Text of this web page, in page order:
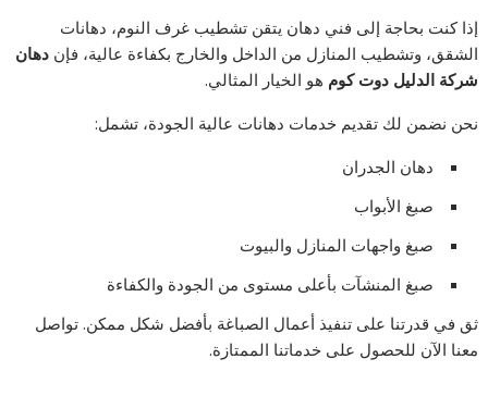
إذا كنت بحاجة إلى فني دهان يتقن تشطيب غرف النوم، دهانات
الشقق، وتشطيب المنازل من الداخل والخارج بكفاءة عالية، فإندهان
شركة الدليل دوت كوم هو الخيار المثالي.
نحن نضمن لك تقديم خدمات دهانات عالية الجودة، تشمل:
دهان الجدران
صبغ الأبواب
صبغ واجهات المنازل والبيوت
صبغ المنشآت بأعلى مستوى من الجودة والكفاءة
ثق في قدرتنا على تنفيذ أعمال الصباغة بأفضل شكل ممكن. تواصل
معنا الآن للحصول على خدماتنا الممتازة.